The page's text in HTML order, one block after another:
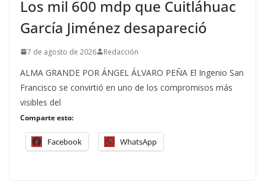
Los mil 600 mdp que Cuitláhuac
García Jiménez desapareció
7 de agosto de 2026 Redacción
ALMA GRANDE POR ÁNGEL ÁLVARO PEÑA El Ingenio San
Francisco se convirtió en uno de los compromisos más
visibles del
Comparte esto:
Facebook WhatsApp